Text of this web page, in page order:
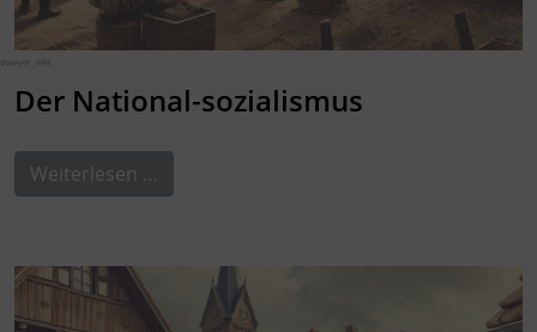
#weyer_eifel
Der National-sozialismus
Weiterlesen …